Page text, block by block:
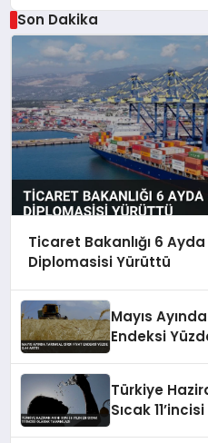
Son Dakika
Ticaret Bakanlığı 6
Diplomasisi Yürüttü
Mayıs
Endeksi
Türkiye
Sıcak